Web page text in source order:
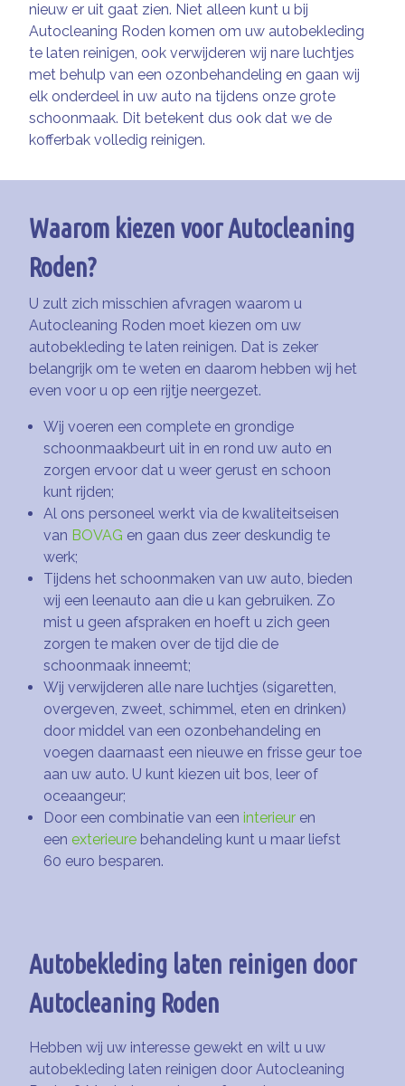
nieuw er uit gaat zien. Niet alleen kunt u bij
Autocleaning Roden komen om uw autobekleding
te laten reinigen, ook verwijderen wij nare luchtjes
met behulp van een ozonbehandeling en gaan wij
elk onderdeel in uw auto na tijdens onze grote
schoonmaak. Dit betekent dus ook dat we de
kofferbak volledig reinigen.
Waarom kiezen voor Autocleaning
Roden?
U zult zich misschien afvragen waarom u
Autocleaning Roden moet kiezen om uw
autobekleding te laten reinigen. Dat is zeker
belangrijk om te weten en daarom hebben wij het
even voor u op een rijtje neergezet.
Wij voeren een complete en grondige
schoonmaakbeurt uit in en rond uw auto en
zorgen ervoor dat u weer gerust en schoon
kunt rijden;
Al ons personeel werkt via de kwaliteitseisen
van BOVAG en gaan dus zeer deskundig te
werk;
Tijdens het schoonmaken van uw auto, bieden
wij een leenauto aan die u kan gebruiken. Zo
mist u geen afspraken en hoeft u zich geen
zorgen te maken over de tijd die de
schoonmaak inneemt;
Wij verwijderen alle nare luchtjes (sigaretten,
overgeven, zweet, schimmel, eten en drinken)
door middel van een ozonbehandeling en
voegen daarnaast een nieuwe en frisse geur toe
aan uw auto. U kunt kiezen uit bos, leer of
oceaangeur;
Door een combinatie van een interieur en
een exterieure behandeling kunt u maar liefst
60 euro besparen.
Autobekleding laten reinigen door
Autocleaning Roden
Hebben wij uw interesse gewekt en wilt u uw
autobekleding laten reinigen door Autocleaning